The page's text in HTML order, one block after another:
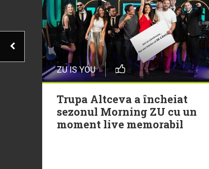
ZU IS YOU
Trupa Altceva a încheiat
sezonul Morning ZU cu un
moment live memorabil